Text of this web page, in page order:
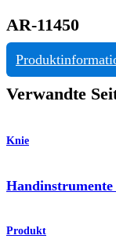
AR-11450
Verwandte
Knie
Produkt